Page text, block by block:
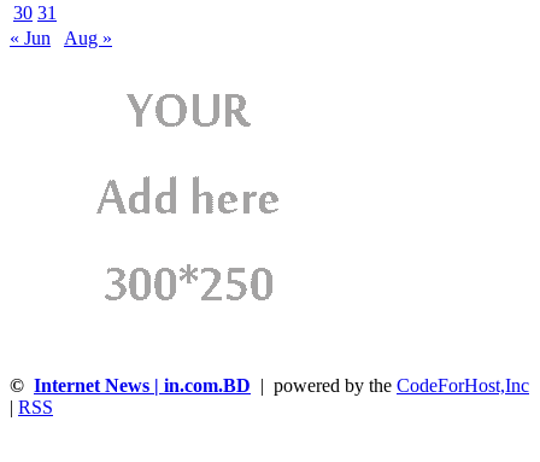
30 31
« Jun
Aug »
© Internet News | in.com.BD | powered by the CodeForHost,Inc
| RSS